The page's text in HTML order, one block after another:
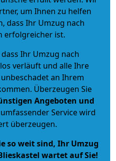
um Ihnen zu helfen
dass Ihr Umzug nach
erfolgreicher ist.
Ihr Umzug nach
verläuft und alle Ihre
an Ihrem
Überzeugen Sie
Angeboten und
Service wird
überzeugen.
so weit sind, Ihr Umzug
wartet auf Sie!